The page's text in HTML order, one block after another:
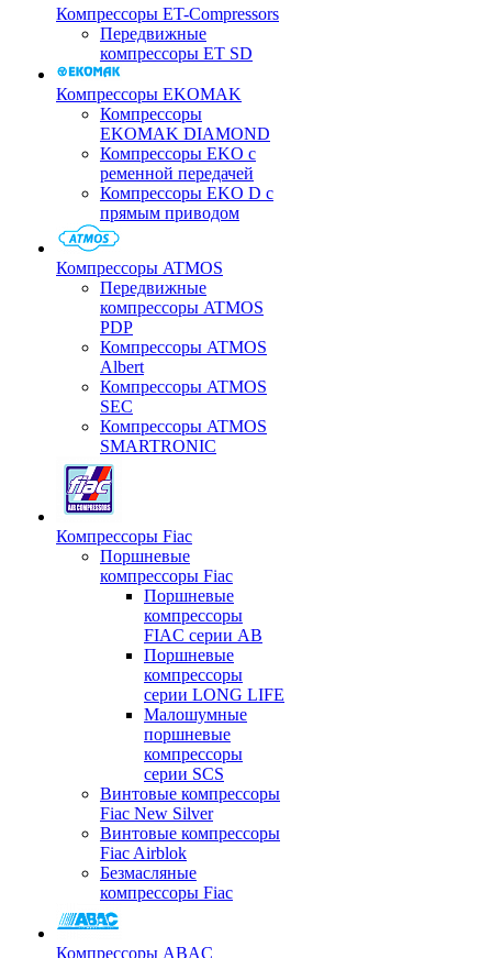
Компрессоры ET-Compressors
Передвижные
компрессоры ET SD
Компрессоры EKOMAK
Компрессоры
EKOMAK DIAMOND
Компрессоры EKO c
ременной передачей
Компрессоры EKO D с
прямым приводом
Компрессоры ATMOS
Передвижные
компрессоры ATMOS
PDP
Компрессоры ATMOS
Albert
Компрессоры ATMOS
SEC
Компрессоры ATMOS
SMARTRONIC
Компрессоры Fiac
Поршневые
компрессоры Fiac
Поршневые
компрессоры
FIAC серии AB
Поршневые
компрессоры
серии LONG LIFE
Малошумные
поршневые
компрессоры
серии SCS
Винтовые компрессоры
Fiac New Silver
Винтовые компрессоры
Fiac Airblok
Безмасляные
компрессоры Fiac
Компрессоры ABAC